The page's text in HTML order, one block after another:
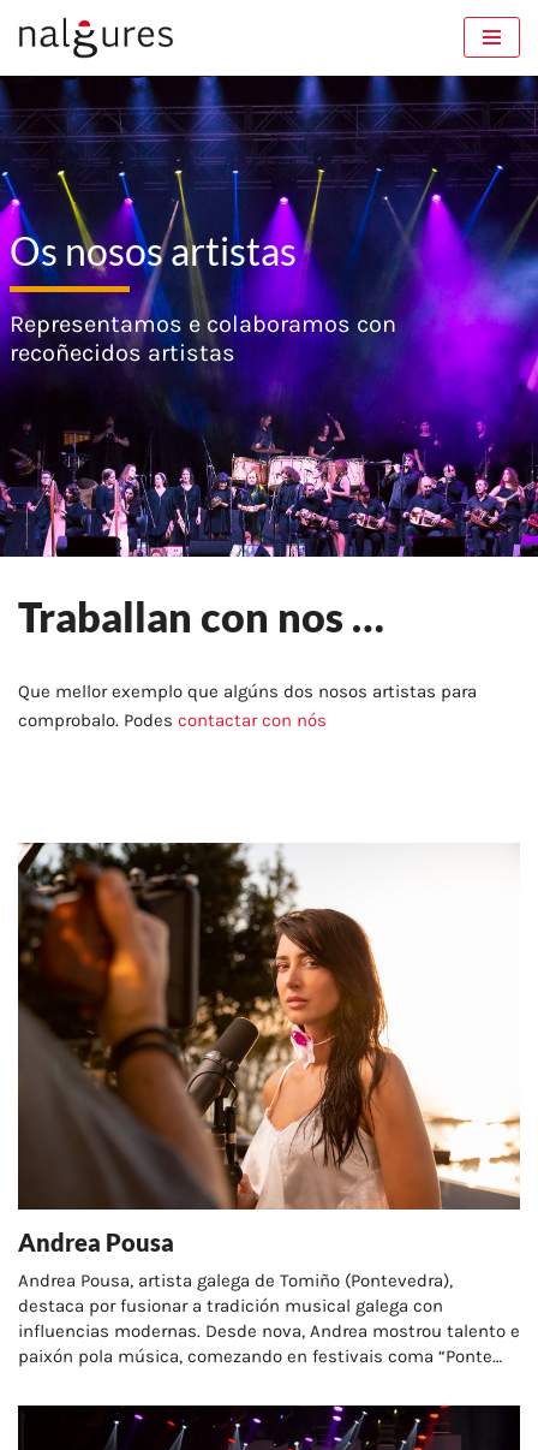
contido
Os nosos artistas
Representamos e colaboramos con
recoñecidos artistas
Traballan con nos …
Que mellor exemplo que algúns dos nosos artistas para
comprobalo. Podes contactar con nós
Andrea Pousa
Andrea Pousa, artista galega de Tomiño (Pontevedra),
destaca por fusionar a tradición musical galega con
influencias modernas. Desde nova, Andrea mostrou talento e
paixón pola música, comezando en festivais coma “Ponte